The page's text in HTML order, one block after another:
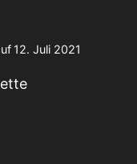
12. Juli 2021